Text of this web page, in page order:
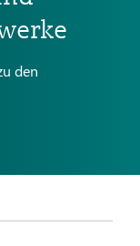
den